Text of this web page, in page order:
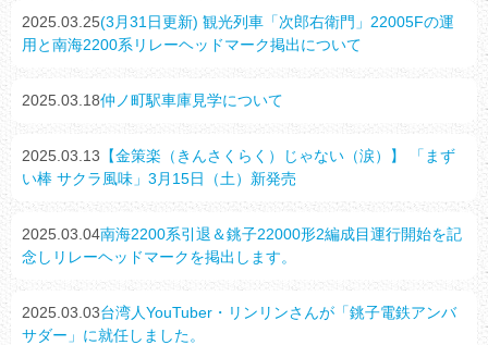
2025.03.25(3月31日更新) 観光列車「次郎右衛門」22005Fの運
用と南海2200系リレーヘッドマーク掲出について
2025.03.18仲ノ町駅車庫見学について
2025.03.13 【金策楽（きんさくらく）じゃない（涙）】 「まず
い棒 サクラ風味」3月15日（土）新発売
2025.03.04南海2200系引退＆銚子22000形2編成目運行開始を記
念しリレーヘッドマークを掲出します。
2025.03.03台湾人YouTuber・リンリンさんが「銚子電鉄アンバ
サダー」に就任しました。